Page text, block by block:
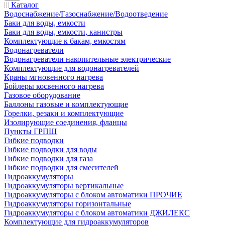
Каталог
Водоснабжение/Газоснабжение/Водоотведение
Баки для воды, емкости
Баки для воды, емкости, канистры
Комплектующие к бакам, емкостям
Водонагреватели
Водонагреватели накопительные электрические
Комплектующие для водонагревателей
Краны мгновенного нагрева
Бойлеры косвенного нагрева
Газовое оборудование
Баллоны газовые и комплектующие
Горелки, резаки и комплектующие
Изолирующие соединения, фланцы
Пункты ГРПШ
Гибкие подводки
Гибкие подводки для воды
Гибкие подводки для газа
Гибкие подводки для смесителей
Гидроаккумуляторы
Гидроаккумуляторы вертикальные
Гидроаккумуляторы с блоком автоматики ПРОЧИЕ
Гидроаккумуляторы горизонтальные
Гидроаккумуляторы с блоком автоматики ДЖИЛЕКС
Комплектующие для гидроаккумуляторов